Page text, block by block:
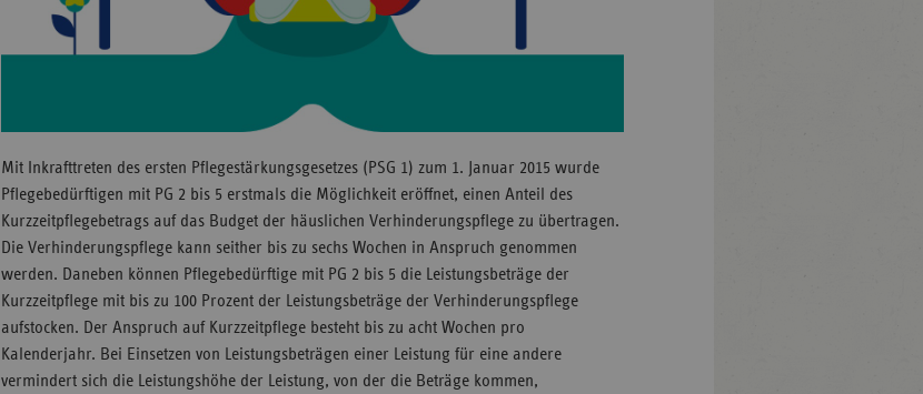
Mit Inkrafttreten des ersten Pflegestärkungsgesetzes (PSG 1) zum 1. Januar 2015 wurde
Pflegebedürftigen mit PG 2 bis 5 erstmals die Möglichkeit eröffnet, einen Anteil des
Kurzzeitpflegebetrags auf das Budget der häuslichen Verhinderungspflege zu übertragen.
Die Verhinderungspflege kann seither bis zu sechs Wochen in Anspruch genommen
werden. Daneben können Pflegebedürftige mit PG 2 bis 5 die Leistungsbeträge der
Kurzzeitpflege mit bis zu 100 Prozent der Leistungsbeträge der Verhinderungspflege
aufstocken. Der Anspruch auf Kurzzeitpflege besteht bis zu acht Wochen pro
Kalenderjahr. Bei Einsetzen von Leistungsbeträgen einer Leistung für eine andere
vermindert sich die Leistungshöhe der Leistung, von der die Beträge kommen,